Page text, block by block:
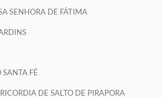
SENHORA DE FÁTIMA
SANTA FÉ
DE SALTO DE PIRAPORA